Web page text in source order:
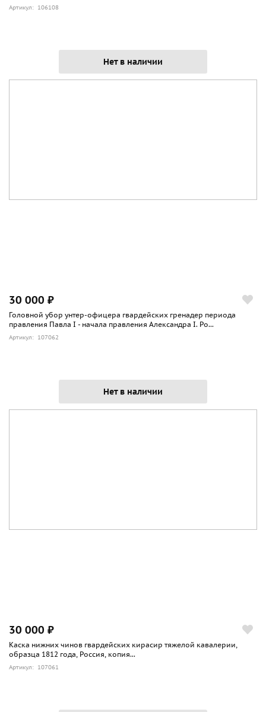
Артикул: 106108
Нет в наличии
30 000 ₽
Головной убор унтер-офицера гвардейских гренадер периода
правления Павла I - начала правления Александра I. Ро...
Артикул: 107062
Нет в наличии
30 000 ₽
Каска нижних чинов гвардейских кирасир тяжелой кавалерии,
образца 1812 года, Россия, копия...
Артикул: 107061